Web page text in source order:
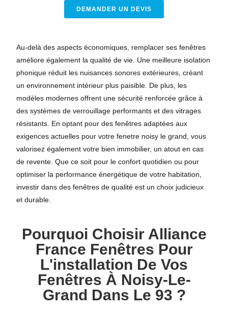
DEMANDER UN DEVIS
Au-delà des aspects économiques, remplacer ses fenêtres
améliore également la qualité de vie. Une meilleure isolation
phonique réduit les nuisances sonores extérieures, créant
un environnement intérieur plus paisible. De plus, les
modèles modernes offrent une sécurité renforcée grâce à
des systèmes de verrouillage performants et des vitrages
résistants. En optant pour des fenêtres adaptées aux
exigences actuelles pour votre fenetre noisy le grand, vous
valorisez également votre bien immobilier, un atout en cas
de revente. Que ce soit pour le confort quotidien ou pour
optimiser la performance énergétique de votre habitation,
investir dans des fenêtres de qualité est un choix judicieux
et durable.
Pourquoi Choisir Alliance
France Fenêtres Pour
L'installation De Vos
Fenêtres À Noisy-Le-
Grand Dans Le 93 ?